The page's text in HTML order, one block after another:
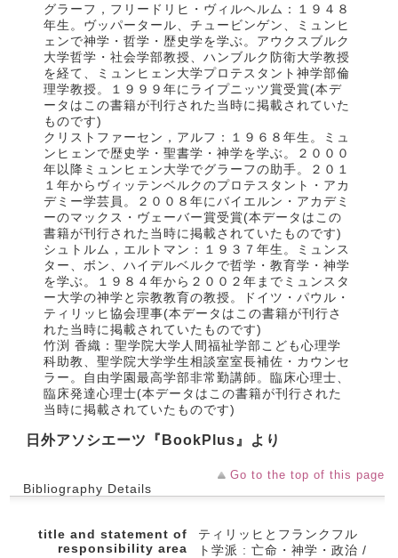
グラーフ，フリードリヒ・ヴィルヘルム：１９４８
年生。ヴッパータール、チュービンゲン、ミュンヒ
ェンで神学・哲学・歴史学を学ぶ。アウクスブルク
大学哲学・社会学部教授、ハンブルク防衛大学教授
を経て、ミュンヒェン大学プロテスタント神学部倫
理学教授。１９９９年にライプニッツ賞受賞(本デ
ータはこの書籍が刊行された当時に掲載されていた
ものです)
クリストファーセン，アルフ：１９６８年生。ミュ
ンヒェンで歴史学・聖書学・神学を学ぶ。２０００
年以降ミュンヒェン大学でグラーフの助手。２０１
１年からヴィッテンベルクのプロテスタント・アカ
デミー学芸員。２００８年にバイエルン・アカデミ
ーのマックス・ヴェーバー賞受賞(本データはこの
書籍が刊行された当時に掲載されていたものです)
シュトルム，エルトマン：１９３７年生。ミュンス
ター、ボン、ハイデルベルクで哲学・教育学・神学
を学ぶ。１９８４年から２００２年までミュンスタ
ー大学の神学と宗教教育の教授。ドイツ・パウル・
ティリッヒ協会理事(本データはこの書籍が刊行さ
れた当時に掲載されていたものです)
竹渕 香織：聖学院大学人間福祉学部こども心理学
科助教、聖学院大学学生相談室室長補佐・カウンセ
ラー。自由学園最高学部非常勤講師。臨床心理士、
臨床発達心理士(本データはこの書籍が刊行された
当時に掲載されていたものです)
日外アソシエーツ『BookPlus』より
Go to the top of this page
Bibliography Details
title and statement of
responsibility area
ティリッヒとフランクフル
ト学派 : 亡命・神学・政治 /